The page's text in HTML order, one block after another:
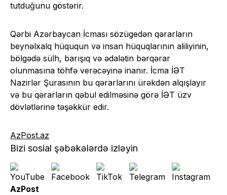
tutduğunu göstərir.
Qərbi Azərbaycan İcması sözügedən qərarların
beynəlxalq hüququn və insan hüquqlarının aliliyinin,
bölgədə sülh, barışıq və ədalətin bərqərar
olunmasına töhfə verəcəyinə inanır. İcma İƏT
Nazirlər Şurasının bu qərarlarını ürəkdən alqışlayır
və bu qərarların qəbul edilməsinə görə İƏT üzv
dövlətlərinə təşəkkür edir.
AzPost.az
Bizi sosial şəbəkələrdə izləyin
AzPost